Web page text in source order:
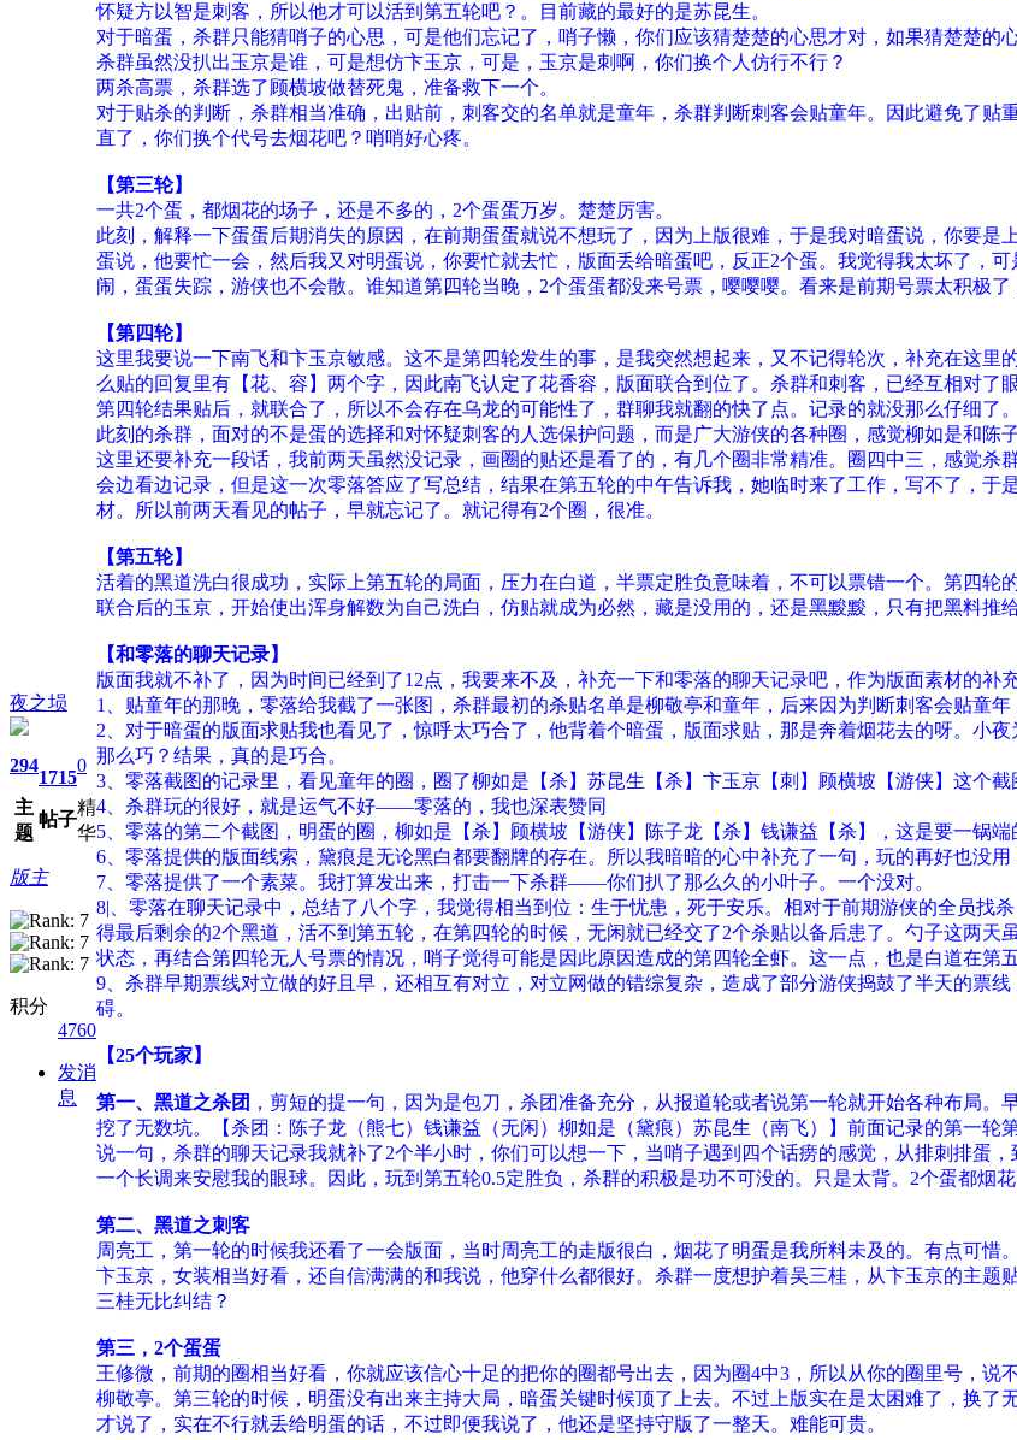
夜之埙
294
主
题
1715
帖子
0
精
华
版主
积分
4760
发消
息
怀疑方以智是刺客，所以他才可以活到第五轮吧？。目前藏的最好的是苏昆生。
对于暗蛋，杀群只能猜哨子的心思，可是他们忘记了，哨子懒，你们应该猜楚楚的心思才对，如果猜楚楚的
杀群虽然没扒出玉京是谁，可是想仿卞玉京，可是，玉京是刺啊，你们换个人仿行不行？
两杀高票，杀群选了顾横坡做替死鬼，准备救下一个。
对于贴杀的判断，杀群相当准确，出贴前，刺客交的名单就是童年，杀群判断刺客会贴童年。因此避免了
直了，你们换个代号去烟花吧？哨哨好心疼。
【第三轮】
一共2个蛋，都烟花的场子，还是不多的，2个蛋蛋万岁。楚楚厉害。
此刻，解释一下蛋蛋后期消失的原因，在前期蛋蛋就说不想玩了，因为上版很难，于是我对暗蛋说，你要
蛋说，他要忙一会，然后我又对明蛋说，你要忙就去忙，版面丢给暗蛋吧，反正2个蛋。我觉得我太坏了，
闹，蛋蛋失踪，游侠也不会散。谁知道第四轮当晚，2个蛋蛋都没来号票，嘤嘤嘤。看来是前期号票太积极了
【第四轮】
这里我要说一下南飞和卞玉京敏感。这不是第四轮发生的事，是我突然想起来，又不记得轮次，补充在这
么贴的回复里有【花、容】两个字，因此南飞认定了花香容，版面联合到位了。杀群和刺客，已经互相对了眼
第四轮结果贴后，就联合了，所以不会存在乌龙的可能性了，群聊我就翻的快了点。记录的就没那么仔细了。
此刻的杀群，面对的不是蛋的选择和对怀疑刺客的人选保护问题，而是广大游侠的各种圈，感觉柳如是和陈
这里还要补充一段话，我前两天虽然没记录，画圈的贴还是看了的，有几个圈非常精准。圈四中三，感觉
会边看边记录，但是这一次零落答应了写总结，结果在第五轮的中午告诉我，她临时来了工作，写不了，
材。所以前两天看见的帖子，早就忘记了。就记得有2个圈，很准。
【第五轮】
活着的黑道洗白很成功，实际上第五轮的局面，压力在白道，半票定胜负意味着，不可以票错一个。第四轮
联合后的玉京，开始使出浑身解数为自己洗白，仿贴就成为必然，藏是没用的，还是黑黢黢，只有把黑料推
【和零落的聊天记录】
版面我就不补了，因为时间已经到了12点，我要来不及，补充一下和零落的聊天记录吧，作为版面素材的补
1、贴童年的那晚，零落给我截了一张图，杀群最初的杀贴名单是柳敬亭和童年，后来因为判断刺客会贴童
2、对于暗蛋的版面求贴我也看见了，惊呼太巧合了，他背着个暗蛋，版面求贴，那是奔着烟花去的呀。小
那么巧？结果，真的是巧合。
3、零落截图的记录里，看见童年的圈，圈了柳如是【杀】苏昆生【杀】卞玉京【刺】顾横坡【游侠】这个
4、杀群玩的很好，就是运气不好——零落的，我也深表赞同
5、零落的第二个截图，明蛋的圈，柳如是【杀】顾横坡【游侠】陈子龙【杀】钱谦益【杀】，这是要一锅端
6、零落提供的版面线索，黛痕是无论黑白都要翻牌的存在。所以我暗暗的心中补充了一句，玩的再好也没
7、零落提供了一个素菜。我打算发出来，打击一下杀群——你们扒了那么久的小叶子。一个没对。
8|、零落在聊天记录中，总结了八个字，我觉得相当到位：生于忧患，死于安乐。相对于前期游侠的全员找
得最后剩余的2个黑道，活不到第五轮，在第四轮的时候，无闲就已经交了2个杀贴以备后患了。勺子这两
状态，再结合第四轮无人号票的情况，哨子觉得可能是因此原因造成的第四轮全虾。这一点，也是白道在第
9、杀群早期票线对立做的好且早，还相互有对立，对立网做的错综复杂，造成了部分游侠捣鼓了半天的票
碍。
【25个玩家】
第一、黑道之杀团 ，剪短的提一句，因为是包刀，杀团准备充分，从报道轮或者说第一轮就开始各种布局
挖了无数坑。【杀团：陈子龙（熊七）钱谦益（无闲）柳如是（黛痕）苏昆生（南飞）】前面记录的第一轮
说一句，杀群的聊天记录我就补了2个半小时，你们可以想一下，当哨子遇到四个话痨的感觉，从排刺排蛋
一个长调来安慰我的眼球。因此，玩到第五轮0.5定胜负，杀群的积极是功不可没的。只是太背。2个蛋都烟花
第二、黑道之刺客
周亮工，第一轮的时候我还看了一会版面，当时周亮工的走版很白，烟花了明蛋是我所料未及的。有点可惜。
卞玉京，女装相当好看，还自信满满的和我说，他穿什么都很好。杀群一度想护着吴三桂，从卞玉京的主
三桂无比纠结？
第三，2个蛋蛋
王修微，前期的圈相当好看，你就应该信心十足的把你的圈都号出去，因为圈4中3，所以从你的圈里号，说
柳敬亭。第三轮的时候，明蛋没有出来主持大局，暗蛋关键时候顶了上去。不过上版实在是太困难了，换了
才说了，实在不行就丢给明蛋的话，不过即便我说了，他还是坚持守版了一整天。难能可贵。